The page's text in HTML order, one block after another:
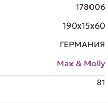
178006
190x15x60
ГЕРМАНИЯ
Max & Molly
81